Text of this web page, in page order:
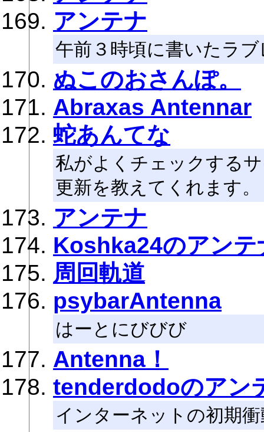
アンテナ
午前３時頃に書いたラ
ぬこのおさんぽ。
Abraxas Antennar
蛇あんてな
私がよくチェックする
更新を教えてくれます。
アンテナ
Koshka24のアンテ
周回軌道
psybarAntenna
はーとにびびび
Antenna！
tenderdodoのアン
インターネットの初期